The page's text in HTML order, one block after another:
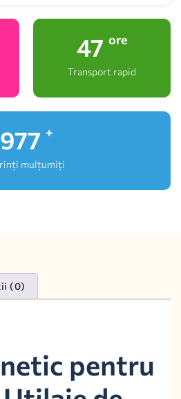
48 ore
Transport rapid
1,000
mulțumiți
(0)
pentru